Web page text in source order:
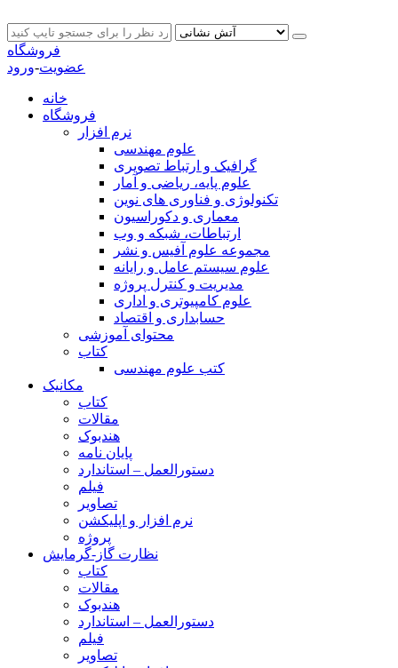
فروشگاه
عضویت-ورود
خانه
فروشگاه
نرم افزار
علوم مهندسی
گرافیک و ارتباط تصویری
علوم پایه، ریاضی و آمار
تکنولوژی و فناوری های نوین
معماری و دکوراسیون
ارتباطات، شبکه و وب
مجموعه علوم آفیس و نشر
علوم سیستم عامل و رایانه
مدیریت و کنترل پروژه
علوم کامپیوتری و اداری
حسابداری و اقتصاد
محتوای آموزشی
کتاب
کتب علوم مهندسی
مکانیک
کتاب
مقالات
هندبوک
پایان نامه
دستورالعمل – استاندارد
فیلم
تصاویر
نرم افزار و اپلیکشن
پروژه
نظارت گاز-گرمایش
کتاب
مقالات
هندبوک
دستورالعمل – استاندارد
فیلم
تصاویر